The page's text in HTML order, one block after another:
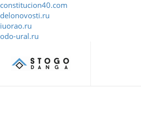
constitucion40.com
delonovosti.ru
iuorao.ru
odo-ural.ru